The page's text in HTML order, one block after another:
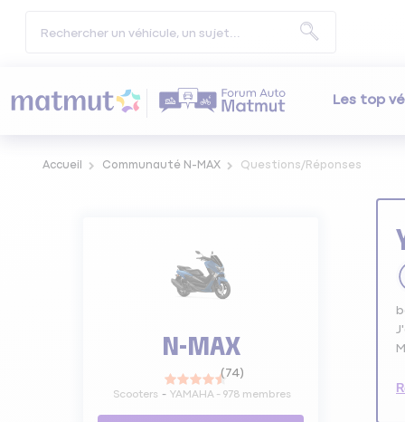
Les top
Accueil Communauté N-MAX Questions/Réponses
N-MAX
(74)
Scooters YAMAHA- 978membres